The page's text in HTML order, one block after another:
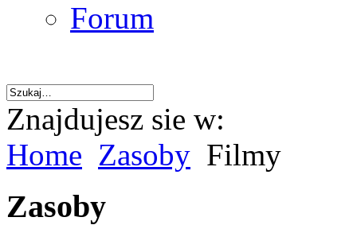
Forum
Znajdujesz sie w:
Home Zasoby Filmy
Zasoby